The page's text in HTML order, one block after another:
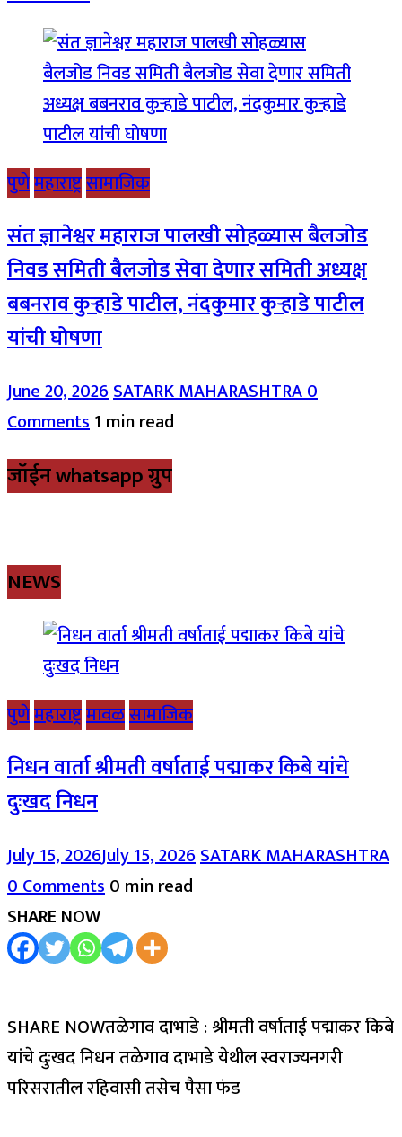
पुणेमहाराष्ट्रसामाजिक
संत ज्ञानेश्वर महाराज पालखी सोहळ्यास बैलजोड
निवड समिती बैलजोड सेवा देणार समिती अध्यक्ष
बबनराव कुऱ्हाडे पाटील, नंदकुमार कुऱ्हाडे पाटील
यांची घोषणा
June 20, 2026SATARK MAHARASHTRA0
Comments1 min read
जॉईन whatsapp ग्रुप
NEWS
पुणेमहाराष्ट्रमावळसामाजिक
निधन वार्ता श्रीमती वर्षाताई पद्माकर किबे यांचे
दुःखद निधन
July 15, 2026July 15, 2026SATARK MAHARASHTRA
0 Comments0 min read
SHARE NOW
SHARE NOWतळेगाव दाभाडे : श्रीमती वर्षाताई पद्माकर किबे
यांचे दुःखद निधन तळेगाव दाभाडे येथील स्वराज्यनगरी
परिसरातील रहिवासी तसेच पैसा फंड